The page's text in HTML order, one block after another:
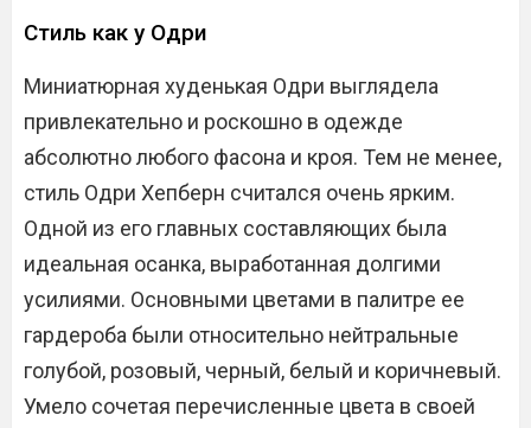
Стиль как у Одри
Миниатюрная худенькая Одри выглядела
привлекательно и роскошно в одежде
абсолютно любого фасона и кроя. Тем не менее,
стиль Одри Хепберн считался очень ярким.
Одной из его главных составляющих была
идеальная осанка, выработанная долгими
усилиями. Основными цветами в палитре ее
гардероба были относительно нейтральные
голубой, розовый, черный, белый и коричневый.
Умело сочетая перечисленные цвета в своей